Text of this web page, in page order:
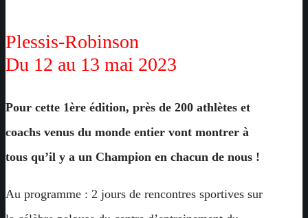
Plessis-Robinson
Du 12 au 13 mai 2023
Pour cette 1ère édition, près de 200 athlètes et
coachs venus du monde entier vont montrer à
tous qu’il y a un Champion en chacun de nous !
Au programme : 2 jours de rencontres sportives sur